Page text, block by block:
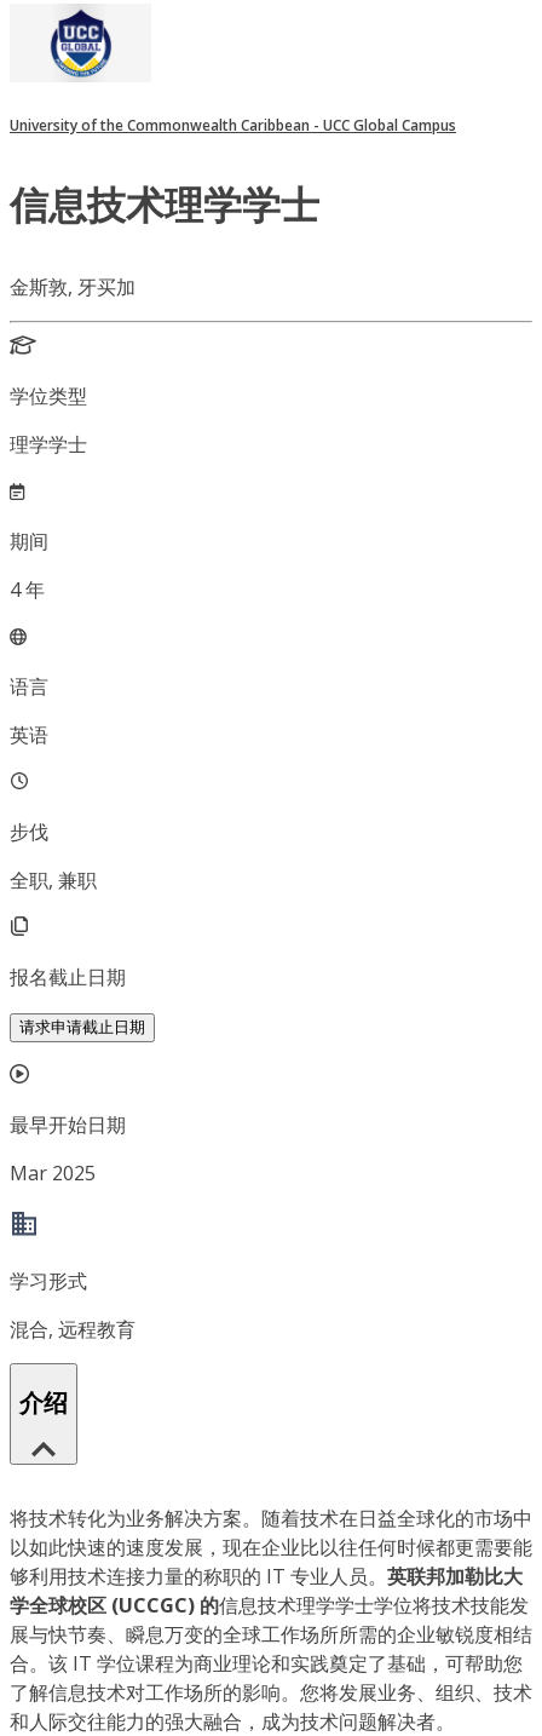
University of the Commonwealth Caribbean - UCC Global Campus
信息技术理学学士
金斯敦, 牙买加
学位类型
理学学士
期间
4年
语言
英语
步伐
全职, 兼职
报名截止日期
请求申请截止日期
最早开始日期
Mar 2025
学习形式
混合, 远程教育
介绍
将技术转化为业务解决方案。随着技术在日益全球化的市场中
以如此快速的速度发展，现在企业比以往任何时候都更需要能
够利用技术连接力量的称职的 IT 专业人员。 英联邦加勒比大
学全球校区 (UCCGC) 的信息技术理学学士学位将技术技能发
展与快节奏、瞬息万变的全球工作场所所需的企业敏锐度相结
合。该 IT 学位课程为商业理论和实践奠定了基础，可帮助您
了解信息技术对工作场所的影响。您将发展业务、组织、技术
和人际交往能力的强大融合，成为技术问题解决者。